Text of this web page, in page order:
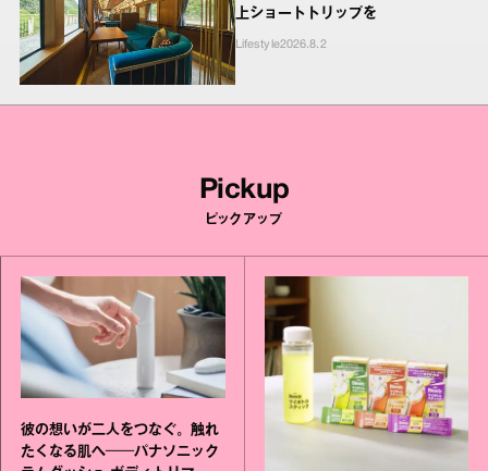
上ショートトリップを
Lifestyle2026.8.2
Pickup
ピックアップ
彼の想いが二人をつなぐ。触れ
たくなる肌へ──パナソニック